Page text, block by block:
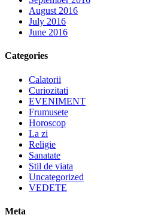
August 2016
July 2016
June 2016
Categories
Calatorii
Curiozitati
EVENIMENT
Frumusete
Horoscop
La zi
Religie
Sanatate
Stil de viata
Uncategorized
VEDETE
Meta